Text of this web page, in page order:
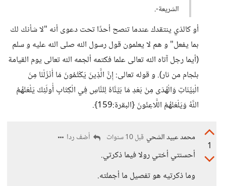
الشريعة-.
أو كالذي ينتقدك عندما تنصح أحدًا تحت دعوى أنه "لا شأنك لك
بما يفعل" و هم لا يعلمون قول رسول الله صلى الله عليه و سلم
(أيما رجل آتاه الله تعالى علما فكتمه ألجمه الله تعالى يوم القيامة
بلجام من نار). و قوله تعالى: إِنَّ الَّذِينَ يَكْتُمُونَ مَا أَنْزَلْنَا مِنَ
الْبَيِّنَاتِ وَالْهُدَى مِنْ بَعْدِ مَا بَيَّنَّاهُ لِلنَّاسِ فِي الْكِتَابِ أُولَئِكَ يَلْعَنُهُمُ
اللَّهُ وَيَلْعَنُهُمُ اللَّاعِنُونَ {البقرة:159}.
1
محمد عبيد الشحي قبل 10 سنوات أضف ردا
أحسنتي أختي رولا فيما ذكرتي.
وما ذكرتيه هو تفصيل ما أجملته.